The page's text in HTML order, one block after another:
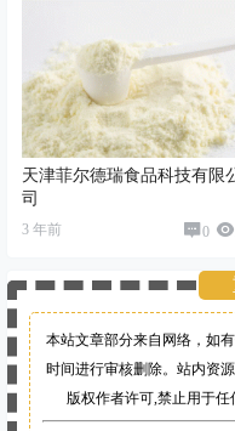
天津菲尔德瑞食品科技有限
司
3 年前 0
本站文章部分来自网络，如
时间进行审核删除。站内资
版权作者许可,禁止用于任